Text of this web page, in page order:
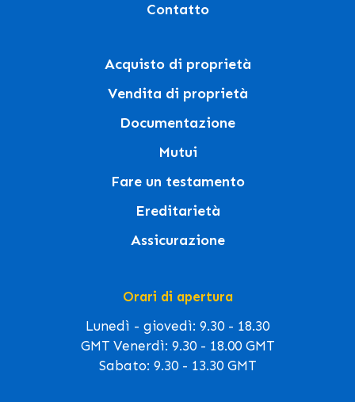
Contatto
Acquisto di proprietà
Vendita di proprietà
Documentazione
Mutui
Fare un testamento
Ereditarietà
Assicurazione
Orari di apertura
Lunedì - giovedì: 9.30 - 18.30
GMT Venerdì: 9.30 - 18.00 GMT
Sabato: 9.30 - 13.30 GMT